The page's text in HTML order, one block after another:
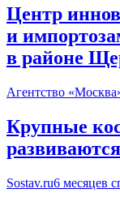
Центр
и
в районе
Агентство
Крупные
Sostav.ru6 месяцев